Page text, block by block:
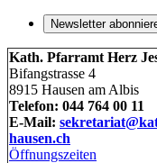
Newsletter
Kath. Pfarramt Herz
Bifangstrasse 4
8915 Hausen am Albis
Telefon: 044 764 00 11
E-Mail:
hausen.ch
Öffnungszeiten